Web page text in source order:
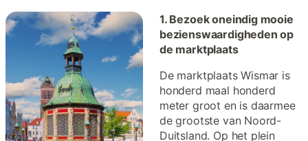
1. Bezoek oneindig mooie
bezienswaardigheden op
de marktplaats
De marktplaats Wismar is
honderd maal honderd
meter groot en is daarmee
de grootste van Noord-
Duitsland. Op het plein